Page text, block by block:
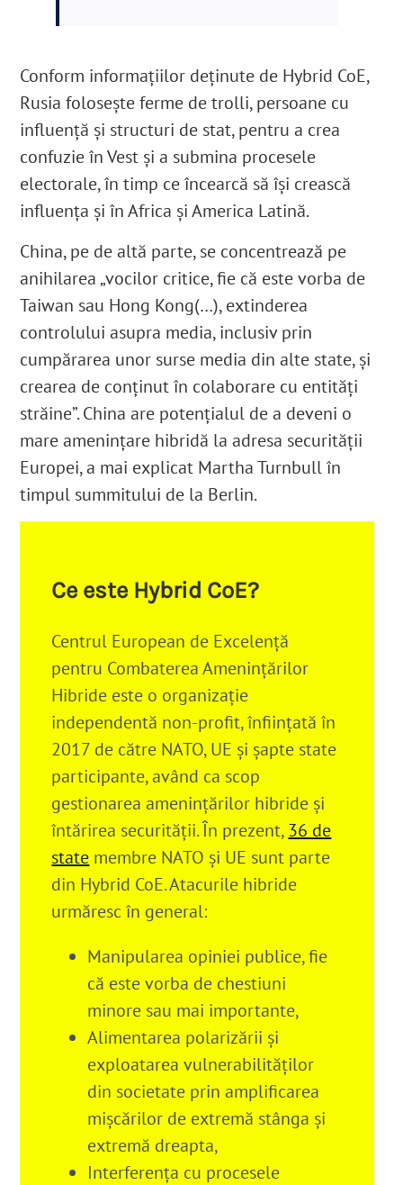
Conform informaţiilor deţinute de Hybrid CoE,
Rusia foloseşte ferme de trolli, persoane cu
influenţă şi structuri de stat, pentru a crea
confuzie în Vest şi a submina procesele
electorale, în timp ce încearcă să îşi crească
influenţa şi în Africa şi America Latină.
China, pe de altă parte, se concentrează pe
anihilarea „vocilor critice, fie că este vorba de
Taiwan sau Hong Kong(…), extinderea
controlului asupra media, inclusiv prin
cumpărarea unor surse media din alte state, şi
crearea de conţinut în colaborare cu entităţi
străine”. China are potențialul de a deveni o
mare amenințare hibridă la adresa securității
Europei, a mai explicat Martha Turnbull în
timpul summitului de la Berlin.
Ce este Hybrid CoE?
Centrul European de Excelență
pentru Combaterea Amenințărilor
Hibride este o organizație
independentă non-profit, înființată în
2017 de către NATO, UE şi şapte state
participante, având ca scop
gestionarea ameninţărilor hibride şi
întărirea securităţii. În prezent,36 de
state membre NATO şi UE sunt parte
din Hybrid CoE. Atacurile hibride
urmăresc în general:
Manipularea opiniei publice, fie
că este vorba de chestiuni
minore sau mai importante,
Alimentarea polarizării şi
exploatarea vulnerabilităţilor
din societate prin amplificarea
mişcărilor de extremă stânga şi
extremă dreapta,
Interferenţa cu procesele